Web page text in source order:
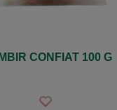
CONFIAT 100 G